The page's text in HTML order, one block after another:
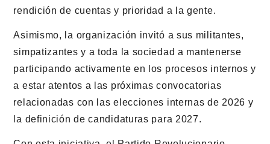
rendición de cuentas y prioridad a la gente.
Asimismo, la organización invitó a sus militantes,
simpatizantes y a toda la sociedad a mantenerse
participando activamente en los procesos internos y
a estar atentos a las próximas convocatorias
relacionadas con las elecciones internas de 2026 y
la definición de candidaturas para 2027.